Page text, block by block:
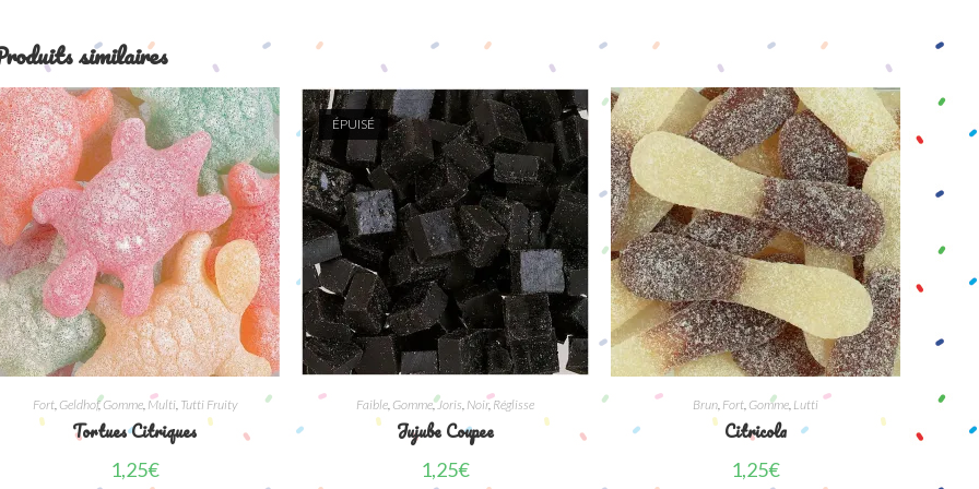
similaires
Fort, Geldhof,Gomme, Multi, Tutti Fruity
Tortues Citriques
1,25€
ÉPUISÉ
Faible, Gomme,Joris, Noir, Réglisse
Jujube Coupee
1,25€
Brun, Fort, Gomme, Lutti
Citricola
1,25€